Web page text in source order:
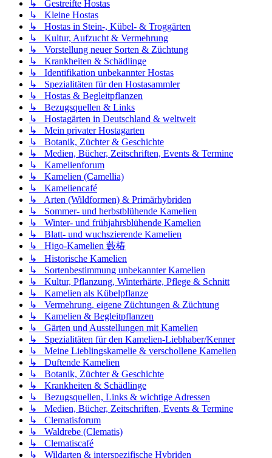
↳ Gestreifte Hostas
↳ Kleine Hostas
↳ Hostas in Stein-, Kübel- & Troggärten
↳ Kultur, Aufzucht & Vermehrung
↳ Vorstellung neuer Sorten & Züchtung
↳ Krankheiten & Schädlinge
↳ Identifikation unbekannter Hostas
↳ Spezialitäten für den Hostasammler
↳ Hostas & Begleitpflanzen
↳ Bezugsquellen & Links
↳ Hostagärten in Deutschland & weltweit
↳ Mein privater Hostagarten
↳ Botanik, Züchter & Geschichte
↳ Medien, Bücher, Zeitschriften, Events & Termine
↳ Kamelienforum
↳ Kamelien (Camellia)
↳ Kameliencafé
↳ Arten (Wildformen) & Primärhybriden
↳ Sommer- und herbstblühende Kamelien
↳ Winter- und frühjahrsblühende Kamelien
↳ Blatt- und wuchszierende Kamelien
↳ Higo-Kamelien 藪椿
↳ Historische Kamelien
↳ Sortenbestimmung unbekannter Kamelien
↳ Kultur, Pflanzung, Winterhärte, Pflege & Schnitt
↳ Kamelien als Kübelpflanze
↳ Vermehrung, eigene Züchtungen & Züchtung
↳ Kamelien & Begleitpflanzen
↳ Gärten und Ausstellungen mit Kamelien
↳ Spezialitäten für den Kamelien-Liebhaber/Kenner
↳ Meine Lieblingskamelie & verschollene Kamelien
↳ Duftende Kamelien
↳ Botanik, Züchter & Geschichte
↳ Krankheiten & Schädlinge
↳ Bezugsquellen, Links & wichtige Adressen
↳ Medien, Bücher, Zeitschriften, Events & Termine
↳ Clematisforum
↳ Waldrebe (Clematis)
↳ Clematiscafé
↳ Wildarten & interspezifische Hybriden